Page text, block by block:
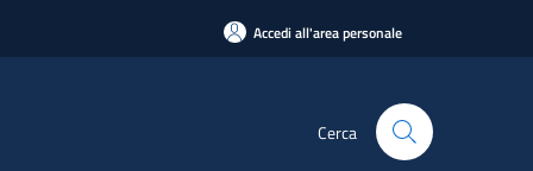
Accedi all'area personale
Cerca